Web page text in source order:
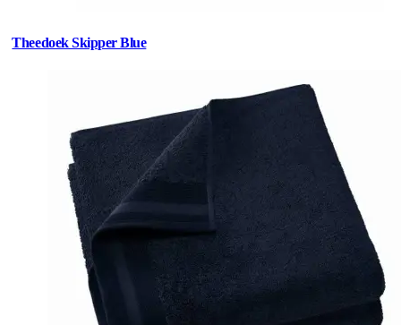
Theedoek Skipper Blue